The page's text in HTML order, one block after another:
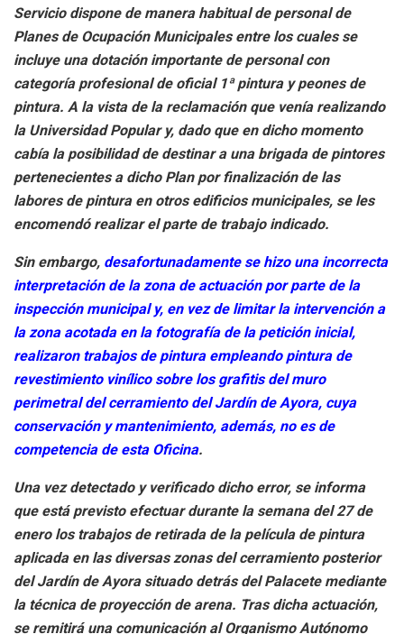
Servicio dispone de manera habitual de personal de
Planes de Ocupación Municipales entre los cuales se
incluye una dotación importante de personal con
categoría profesional de oficial 1ª pintura y peones de
pintura. A la vista de la reclamación que venía realizando
la Universidad Popular y, dado que en dicho momento
cabía la posibilidad de destinar a una brigada de pintores
pertenecientes a dicho Plan por finalización de las
labores de pintura en otros edificios municipales, se les
encomendó realizar el parte de trabajo indicado.
Sin embargo, desafortunadamente se hizo una incorrecta
interpretación de la zona de actuación por parte de la
inspección municipal y, en vez de limitar la intervención a
la zona acotada en la fotografía de la petición inicial,
realizaron trabajos de pintura empleando pintura de
revestimiento vinílico sobre los grafitis del muro
perimetral del cerramiento del Jardín de Ayora, cuya
conservación y mantenimiento, además, no es de
competencia de esta Oficina.
Una vez detectado y verificado dicho error, se informa
que está previsto efectuar durante la semana del 27 de
enero los trabajos de retirada de la película de pintura
aplicada en las diversas zonas del cerramiento posterior
del Jardín de Ayora situado detrás del Palacete mediante
la técnica de proyección de arena. Tras dicha actuación,
se remitirá una comunicación al Organismo Autónomo